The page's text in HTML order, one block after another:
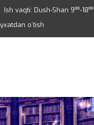
Ish vaqti: Dush-Shan 9⁰⁰-18⁰⁰
o`tish